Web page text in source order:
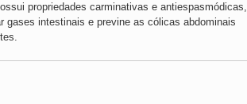
propriedades carminativas e antiespasmódicas,
gases intestinais e previne as cólicas abdominais